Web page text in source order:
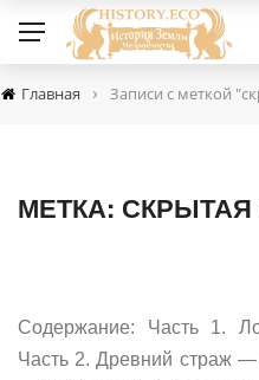
Главная › Записи с меткой
МЕТКА: СКРЫТАЯ
Содержание: Часть 1.
Часть 2. Древний страж —